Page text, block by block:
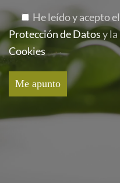
He leído y acepto el
Protección de Datosy la
Cookies